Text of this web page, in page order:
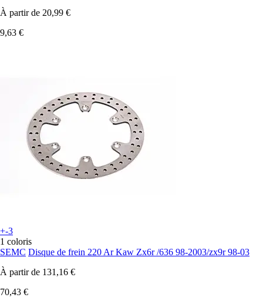
À partir de 20,99 €
9,63 €
+-3
1 coloris
SEMC Disque de frein 220 Ar Kaw Zx6r /636 98-2003/zx9r 98-03
À partir de 131,16 €
70,43 €